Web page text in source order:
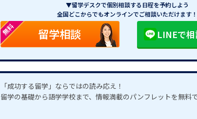
▼留学デスクで個別相談する日程を予約しよう
全国どこからでもオンラインでご相談いただけます！
無料 留学相談 LINEで
「成功する留学」ならではの読み応え！
留学の基礎から語学学校まで、情報満載のパンフレットを無料